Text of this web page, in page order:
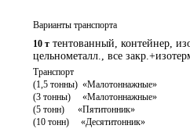
Варианты транспорта
10 т тентованный, контейнер,
цельнометалл., все
Транспорт
(1,5 тонны)  «Малотоннажные»
(3 тонны)     «Малотоннажные»
(5 тонн)	   «Пятитонник»